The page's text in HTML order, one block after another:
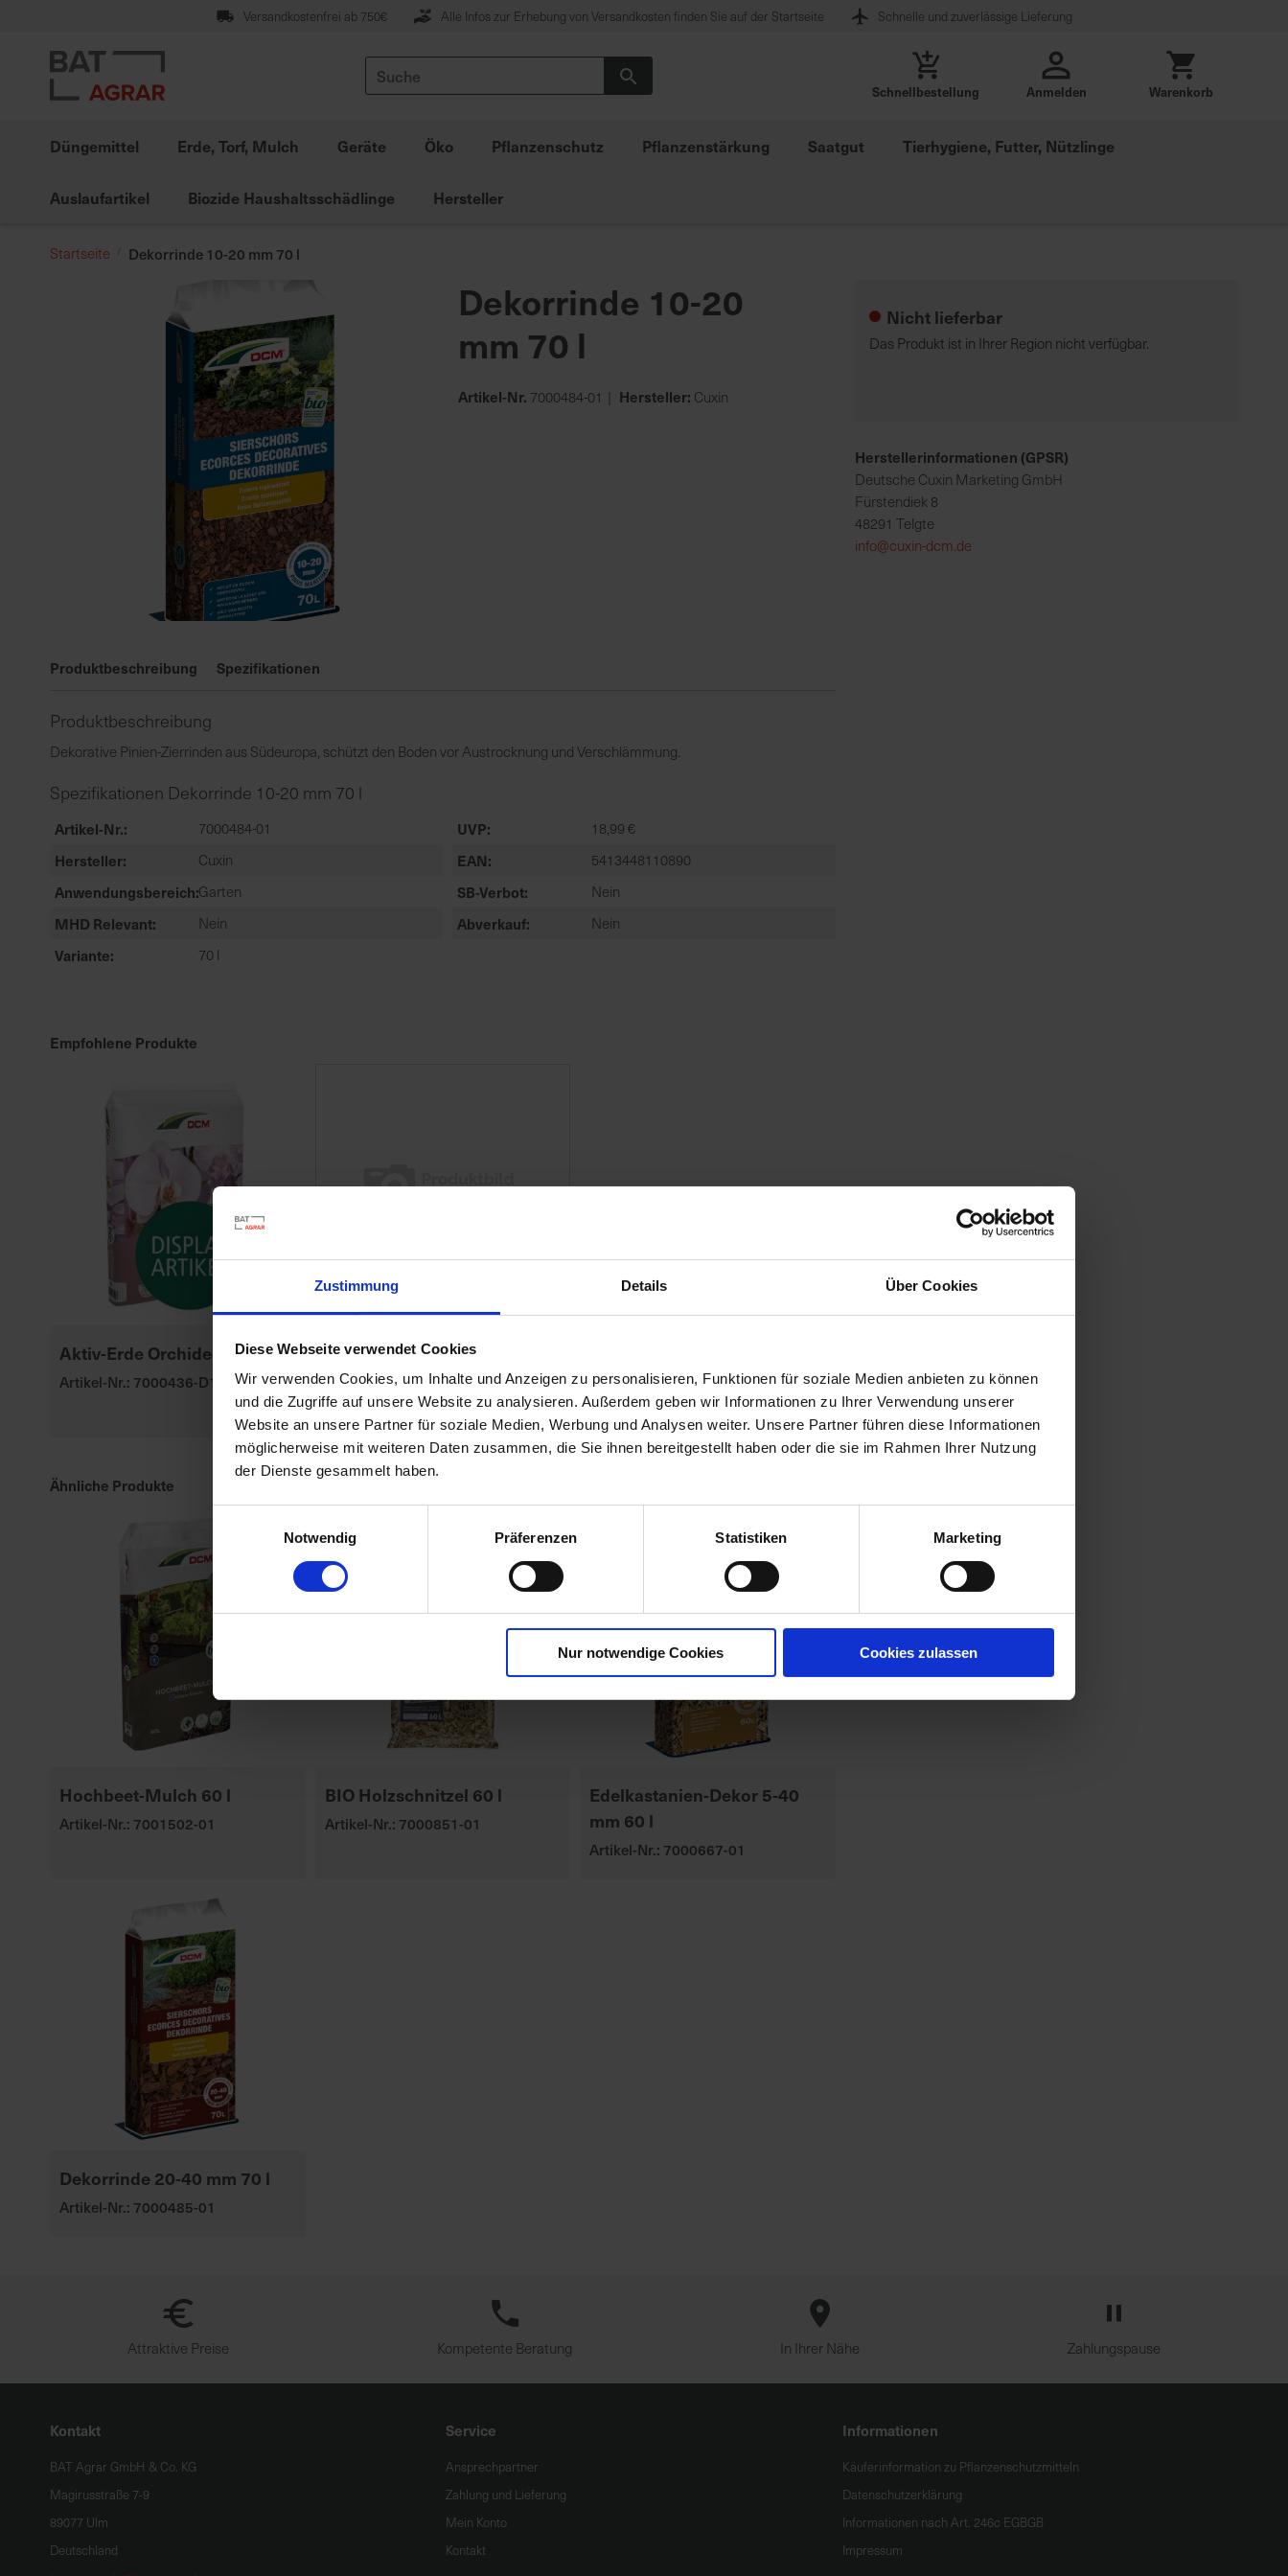
Zustimmung Details Über Cookies
Diese Webseite verwendet Cookies
Wir verwenden Cookies, um Inhalte und Anzeigen zu personalisieren, Funktionen für soziale Medien anbieten zu können
und die Zugriffe auf unsere Website zu analysieren. Außerdem geben wir Informationen zu Ihrer Verwendung unserer
Website an unsere Partner für soziale Medien, Werbung und Analysen weiter. Unsere Partner führen diese Informationen
möglicherweise mit weiteren Daten zusammen, die Sie ihnen bereitgestellt haben oder die sie im Rahmen Ihrer Nutzung
der Dienste gesammelt haben.
Notwendig
Präferenzen Statistiken Marketing
Nur notwendige Cookies Cookies zulassen
springen
Versandkostenfrei ab 750€ Alle Infos zur Erhebung von Versandkosten finden Sie auf der Startseite Schnelle und zuverlässige Lieferung
Suche
Schnellbestellung Anmelden Warenkorb
Düngemittel Erde, Torf, Mulch Geräte Öko Pflanzenschutz Pflanzenstärkung Saatgut Tierhygiene, Futter, Nützlinge
Auslaufartikel Biozide Haushaltsschädlinge Hersteller
Startseite Dekorrinde 10-20 mm 70 l
der
springen
Dekorrinde 10-20
mm 70 l
Artikel-Nr. 7000484-01 Hersteller: Cuxin
Produktbeschreibung Spezifikationen
Produktbeschreibung
Dekorative Pinien-Zierrinden aus Südeuropa, schützt den Boden vor Austrocknung und Verschlämmung.
Spezifikationen Dekorrinde 10-20 mm 70 l
Artikel-Nr. 7000484-01 UVP 18,99 €
Hersteller Cuxin EAN 5413448110890
Anwendungsbereich Garten SB-Verbot Nein
MHD Relevant Nein Abverkauf Nein
Variante 70 l
Empfohlene Produkte
Aktiv-Erde Orchideen
Artikel-Nr.: 7000436-D1
Substral Herbst-
Rasendünger
Artikel-Nr.: 7000790-06-cfg
Ähnliche Produkte
Hochbeet-Mulch 60 l
Artikel-Nr.: 7001502-01
BIO Holzschnitzel 60 l
Artikel-Nr.: 7000851-01
Edelkastanien-Dekor 5-40
mm 60 l
Artikel-Nr.: 7000667-01
Dekorrinde 20-40 mm 70 l
Artikel-Nr.: 7000485-01
Nicht lieferbar
Das Produkt ist in Ihrer Region nicht verfügbar.
Herstellerinformationen (GPSR)
Deutsche Cuxin Marketing GmbH
Fürstendiek 8
48291 Telgte
info@cuxin-dcm.de
Attraktive Preise Kompetente Beratung In Ihrer Nähe Zahlungspause
Kontakt
BAT Agrar GmbH & Co. KG
Magirusstraße 7-9
89077 Ulm
Deutschland
Service
Ansprechpartner
Zahlung und Lieferung
Mein Konto
Kontakt
Informationen
Käuferinformation zu Pflanzenschutzmitteln
Datenschutzerklärung
Informationen nach Art. 246c EGBGB
Impressum